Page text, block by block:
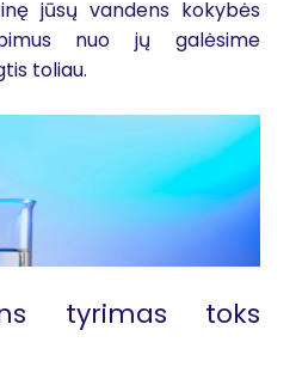
jūsų vandens kokybės
nuo jų galėsime
toliau.
tyrimas toks